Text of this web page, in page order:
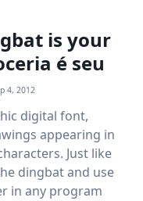
is your
é seu
4, 2012
digital font,
appearing in
Just like
dingbat and use
in any program